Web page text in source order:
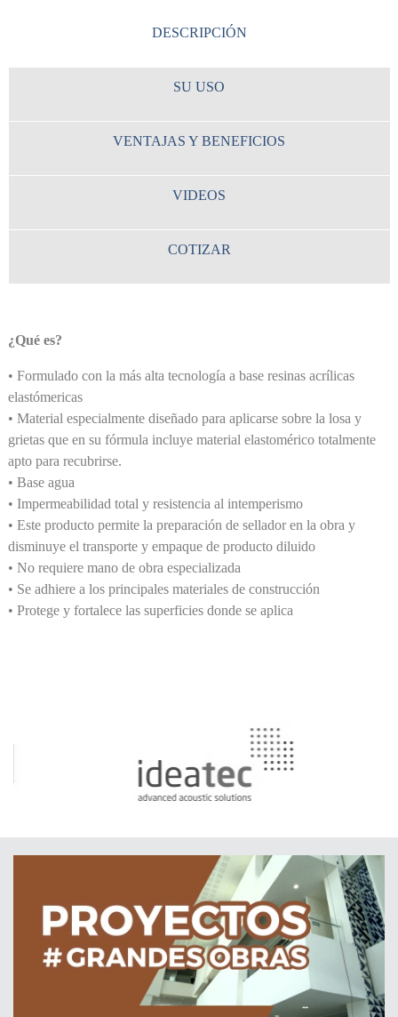
DESCRIPCIÓN
SU USO
VENTAJAS Y BENEFICIOS
VIDEOS
COTIZAR
¿Qué es?
• Formulado con la más alta tecnología a base resinas acrílicas
elastómericas
• Material especialmente diseñado para aplicarse sobre la losa y
grietas que en su fórmula incluye material elastomérico totalmente
apto para recubrirse.
• Base agua
• Impermeabilidad total y resistencia al intemperismo
• Este producto permite la preparación de sellador en la obra y
disminuye el transporte y empaque de producto diluido
• No requiere mano de obra especializada
• Se adhiere a los principales materiales de construcción
• Protege y fortalece las superficies donde se aplica